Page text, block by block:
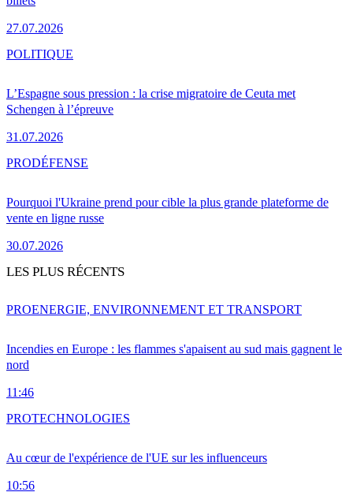
27.07.2026
L’Espagne sous pression : la crise migratoire de Ceuta met
Schengen à l’épreuve
31.07.2026
POLITIQUE
Pourquoi l'Ukraine prend pour cible la plus grande plateforme de
vente en ligne russe
30.07.2026
PRODÉFENSE
LES PLUS RÉCENTS
Incendies en Europe : les flammes s'apaisent au sud mais gagnent le
nord
11:46
PROENERGIE, ENVIRONNEMENT ET TRANSPORT
Au cœur de l'expérience de l'UE sur les influenceurs
10:56
PROTECHNOLOGIES